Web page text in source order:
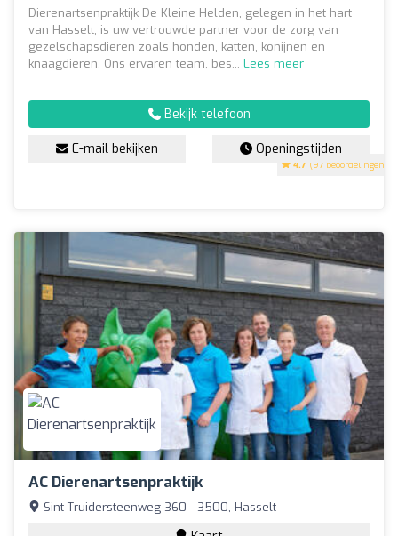
4.7 (97 beoordelingen)
Dierenartsenpraktijk De Kleine Helden, gelegen in het hart
van Hasselt, is uw vertrouwde partner voor de zorg van
gezelschapsdieren zoals honden, katten, konijnen en
knaagdieren. Ons ervaren team, bes... Lees meer
Bekijk telefoon
E-mail bekijken Openingstijden
AC Dierenartsenpraktijk
Sint-Truidersteenweg 360 - 3500, Hasselt